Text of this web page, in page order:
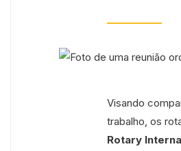
Visando
trabalho, os
Rotary